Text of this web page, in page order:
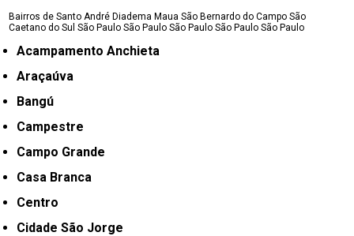
Bairros de Santo André Diadema Maua São Bernardo do Campo São
Caetano do SulSão Paulo São Paulo São Paulo São Paulo São Paulo
Acampamento Anchieta
Araçaúva
Bangú
Campestre
Campo Grande
Casa Branca
Centro
Cidade São Jorge